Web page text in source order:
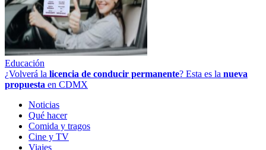
Educación
¿Volverá la licencia de conducir permanente? Esta es la nueva
propuesta en CDMX
Noticias
Qué hacer
Comida y tragos
Cine y TV
Viajes